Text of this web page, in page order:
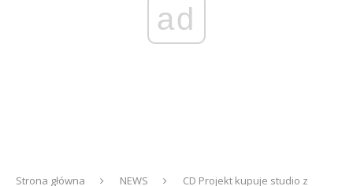
ad
Strona główna NEWS
CD Projekt kupuje studio z